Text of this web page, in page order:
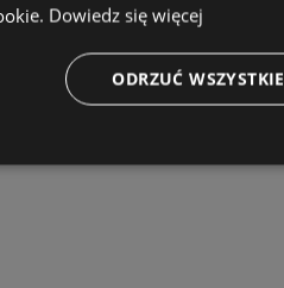
Dowiedz się więcej
ODRZUĆ WSZYSTKIE